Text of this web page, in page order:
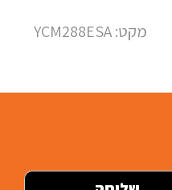
מקט: YCM288ESA